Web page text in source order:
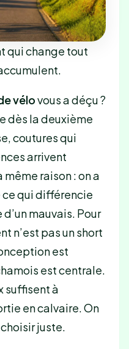
qui change tout
vélovous a déçu ?
dès la deuxième
coutures qui
arrivent
raison : on a
qui différencie
mauvais. Pour
n’est pas un short
est
est centrale.
suffisent à
en calvaire. On
juste.